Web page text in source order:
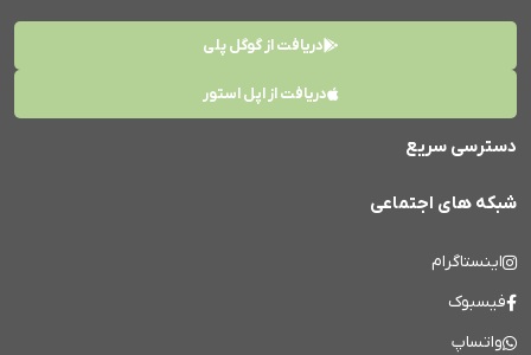
دریافت از گوگل پلی
دریافت از اپل استور
دسترسی سریع
شبکه های اجتماعی
اینستاگرام
فیسبوک
واتساپ